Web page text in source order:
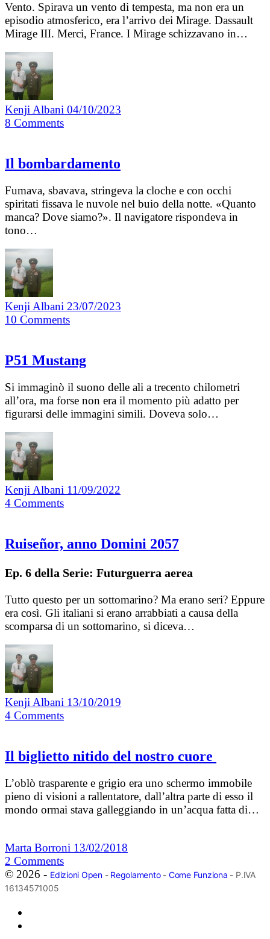
Vento. Spirava un vento di tempesta, ma non era un
episodio atmosferico, era l’arrivo dei Mirage. Dassault
Mirage III. Merci, France. I Mirage schizzavano in…
Kenji Albani 04/10/2023
8 Comments
Il bombardamento
Fumava, sbavava, stringeva la cloche e con occhi
spiritati fissava le nuvole nel buio della notte. «Quanto
manca? Dove siamo?». Il navigatore rispondeva in
tono…
Kenji Albani 23/07/2023
10 Comments
P51 Mustang
Si immaginò il suono delle ali a trecento chilometri
all’ora, ma forse non era il momento più adatto per
figurarsi delle immagini simili. Doveva solo…
Kenji Albani 11/09/2022
4 Comments
Ruiseñor, anno Domini 2057
Ep. 6 della Serie: Futurguerra aerea
Tutto questo per un sottomarino? Ma erano seri? Eppure
era così. Gli italiani si erano arrabbiati a causa della
scomparsa di un sottomarino, si diceva…
Kenji Albani 13/10/2019
4 Comments
Il biglietto nitido del nostro cuore
L’oblò trasparente e grigio era uno schermo immobile
pieno di visioni a rallentatore, dall’altra parte di esso il
mondo ormai stava galleggiando in un’acqua fatta di…
Marta Borroni 13/02/2018
2 Comments
© 2026 - Edizioni Open- Regolamento- Come Funziona - P.IVA
16134571005